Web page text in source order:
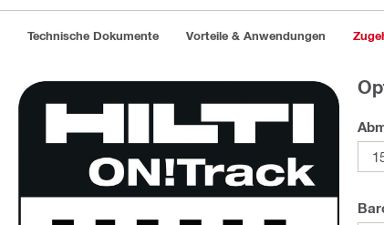
Technische Dokumente Vorteile & Anwendungen